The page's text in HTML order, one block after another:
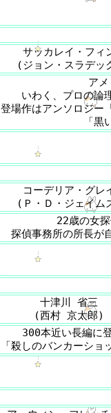
サッカレイ・フィ
(ジョン・スラデッ
ア
いわく、プロの論
登場作はアンソロジー
「黒
コーデリア・グレ
(Ｐ・Ｄ・ジェイム
22歳の女
探偵事務所の所長が
十津川 省三
(西村 京太郎)
300本近い長編に
「殺しのバンカーシ